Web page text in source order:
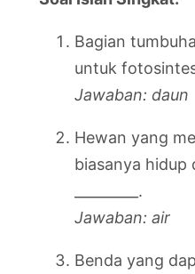
Bagian
untuk
Jawaban: daun
Hewan yang
biasanya hidup
_________.
Jawaban: air
Benda yang